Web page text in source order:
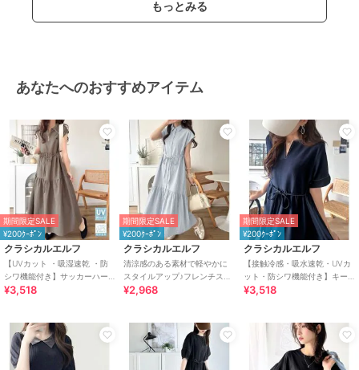
５分・７分袖/LL･13号以上あ
もっとみる
あなたへのおすすめアイテム
期間限定SALE
¥200ｸｰﾎﾟﾝ
クラシカルエルフ
【UVカット ・吸湿速乾 ・防
シワ機能付き】サッカーハー
フジップフレンチスリーブテ
¥3,518
期間限定SALE
¥200ｸｰﾎﾟﾝ
クラシカルエルフ
清涼感のある素材で軽やかに
スタイルアップ♪フレンチスリ
ーブ裾フリルシャツワンピー
¥2,968
期間限定SALE
¥200ｸｰﾎﾟﾝ
クラシカルエルフ
【接触冷感・吸水速乾・UVカ
ット・防シワ機能付き】キー
ネックリボンティアードワン
¥3,518